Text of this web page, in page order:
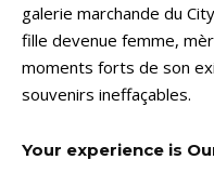
galerie marchande du
fille devenue femme,
moments forts de son
souvenirs ineffaçables.
Your experience is